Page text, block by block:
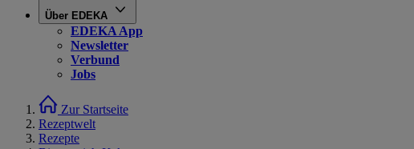
Über EDEKA
EDEKA App
Newsletter
Verbund
Jobs
Zur Startseite
Rezeptwelt
Rezepte